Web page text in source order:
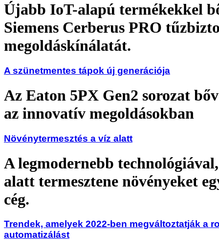
Újabb IoT-alapú termékekkel
Siemens Cerberus PRO
megoldáskínálatát.
A szünetmentes tápok új generációja
Az Eaton 5PX Gen2 sorozat
az innovatív megoldásokban
Növénytermesztés a víz alatt
A legmodernebb
alatt termesztene növényeket
cég.
Trendek, amelyek 2022-ben megváltoztatják a
automatizálást